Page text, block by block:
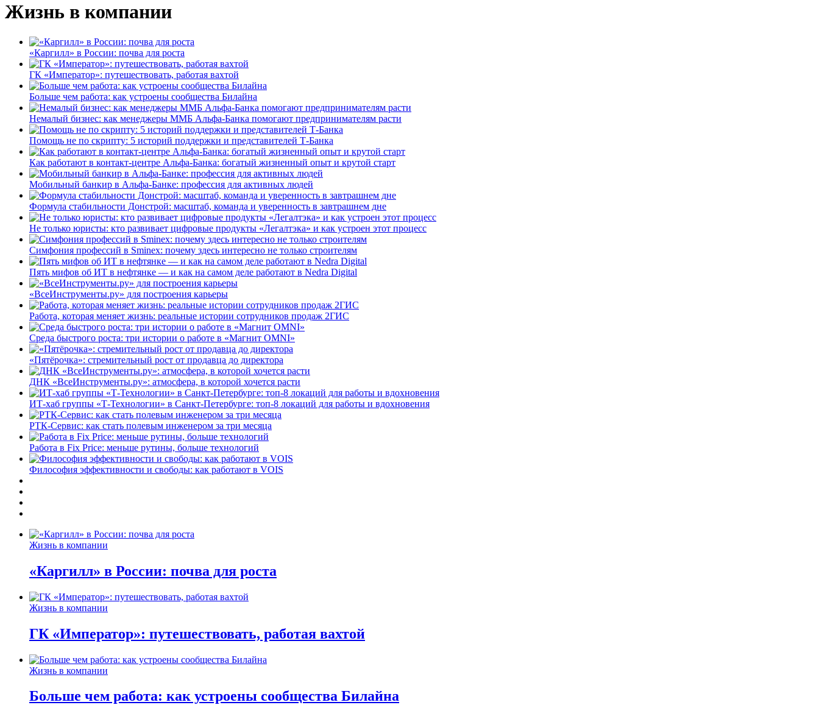
Жизнь в компании
«Каргилл» в России: почва для роста
ГК «Император»: путешествовать, работая вахтой
Больше чем работа: как устроены сообщества Билайна
Немалый бизнес: как менеджеры ММБ Альфа-Банка помогают предпринимателям расти
Помощь не по скрипту: 5 историй поддержки и представителей Т-Банка
Как работают в контакт-центре Альфа-Банка: богатый жизненный опыт и крутой старт
Мобильный банкир в Альфа-Банке: профессия для активных людей
Формула стабильности Донстрой: масштаб, команда и уверенность в завтрашнем дне
Не только юристы: кто развивает цифровые продукты «Легалтэка» и как устроен этот процесс
Симфония профессий в Sminex: почему здесь интересно не только строителям
Пять мифов об ИТ в нефтянке — и как на самом деле работают в Nedra Digital
«ВсеИнструменты.ру» для построения карьеры
Работа, которая меняет жизнь: реальные истории сотрудников продаж 2ГИС
Среда быстрого роста: три истории о работе в «Магнит OMNI»
«Пятёрочка»: стремительный рост от продавца до директора
ДНК «ВсеИнструменты.ру»: атмосфера, в которой хочется расти
ИТ-хаб группы «Т-Технологии» в Санкт-Петербурге: топ-8 локаций для работы и вдохновения
РТК-Сервис: как стать полевым инженером за три месяца
Работа в Fix Price: меньше рутины, больше технологий
Философия эффективности и свободы: как работают в VOIS
Жизнь в компании
«Каргилл» в России: почва для роста
Жизнь в компании
ГК «Император»: путешествовать, работая вахтой
Жизнь в компании
Больше чем работа: как устроены сообщества Билайна